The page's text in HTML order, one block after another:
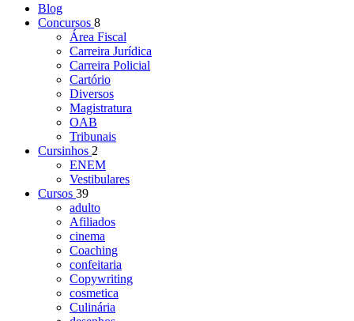
Blog
Concursos 8
Área Fiscal
Carreira Jurídica
Carreira Policial
Cartório
Diversos
Magistratura
OAB
Tribunais
Cursinhos 2
ENEM
Vestibulares
Cursos 39
adulto
Afiliados
cinema
Coaching
confeitaria
Copywriting
cosmetica
Culinária